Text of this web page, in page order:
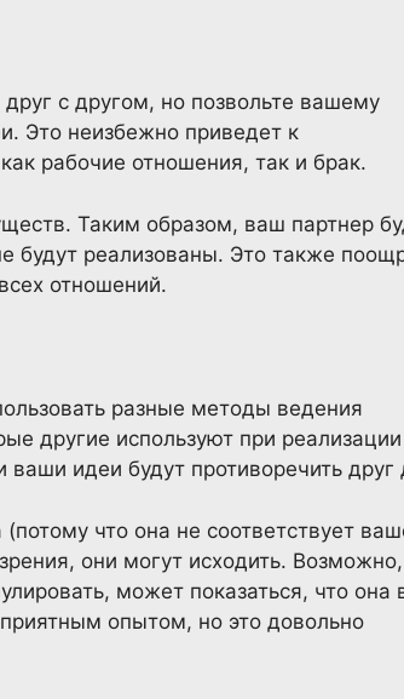
с другом, но позвольте вашему
Это неизбежно приведет к
рабочие отношения, так и брак.
Таким образом, ваш партнер
будут реализованы. Это также
отношений.
разные методы ведения
другие используют при реализации
идеи будут противоречить друг
что она не соответствует
они могут исходить.
может показаться, что она
опытом, но это довольно